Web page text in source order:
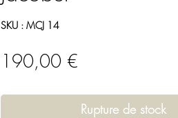
SKU : MCJ 14
190,00 €
Rupture de stock